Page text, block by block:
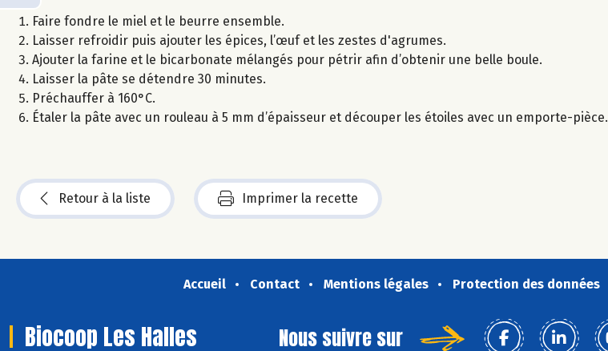
Faire fondre le miel et le beurre ensemble.
Laisser refroidir puis ajouter les épices, l’œuf et les zestes d'agrumes.
Ajouter la farine et le bicarbonate mélangés pour pétrir afin d’obtenir une belle boule.
Laisser la pâte se détendre 30 minutes.
Préchauffer à 160°C.
Étaler la pâte avec un rouleau à 5 mm d’épaisseur et découper les étoiles avec un emporte-pièce.
Retour à la liste Imprimer la recette
Accueil Contact Mentions légales Protection des données
Biocoop Les Halles Nous suivre sur